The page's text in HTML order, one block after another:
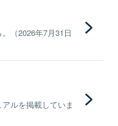
（2026年7月31日
ルを掲載していま